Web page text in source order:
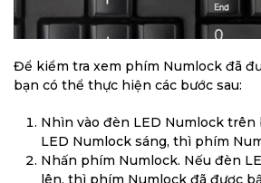
Để kiểm tra xem phím Numlock đã
bạn có thể thực hiện các bước sau:
Nhìn vào đèn LED Numlock trên
LED Numlock sáng, thì phím
Nhấn phím Numlock. Nếu đèn
lên, thì phím Numlock đã được